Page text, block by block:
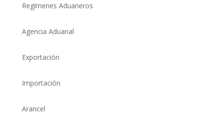
Regímenes Aduaneros
Agencia Aduanal
Exportación
Importación
Arancel